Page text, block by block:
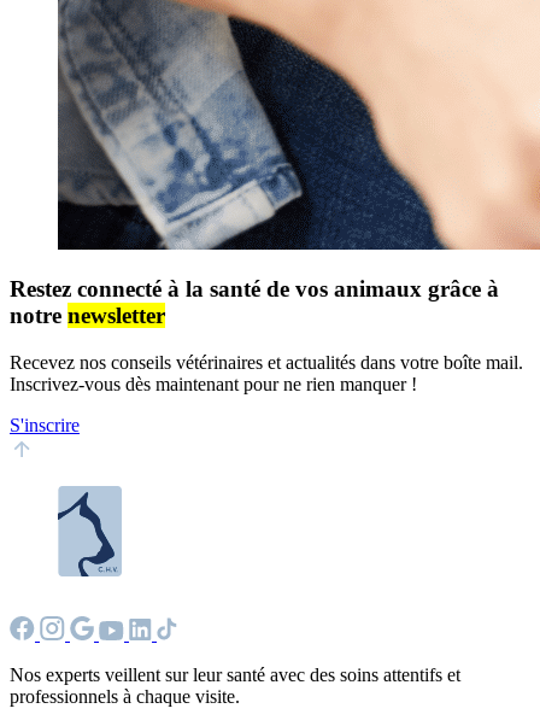
Restez connecté à la santé de vos animaux grâce à
notre newsletter
Recevez nos conseils vétérinaires et actualités dans votre boîte mail.
Inscrivez-vous dès maintenant pour ne rien manquer !
S'inscrire
Nos experts veillent sur leur santé avec des soins attentifs et
professionnels à chaque visite.